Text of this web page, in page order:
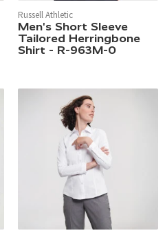
Russell Athletic
Men's Short Sleeve
Tailored Herringbone
Shirt - R-963M-0